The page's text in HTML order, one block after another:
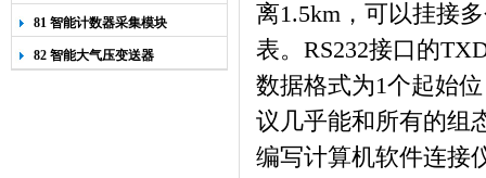
81 智能计数器采集模块
82 智能大气压变送器
离1.5km ，可以挂接
表。 RS232接口的
数据格式为1个起始
议几乎能和所有的组
编写计算机软件连接